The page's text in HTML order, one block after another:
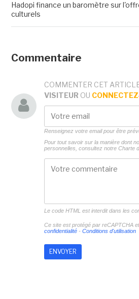
Hadopi finance un baromètre sur
culturels
Commentaire
COMMENTER CET
VISITEUR OU
Renseignez votre email pour être
Pour tout savoir sur la manière dont
personnelles, consultez notre Charte
Le code HTML est interdit dans les
Ce site est protégé par reCAPTCHA
confidentialité- Conditions d'utilisation